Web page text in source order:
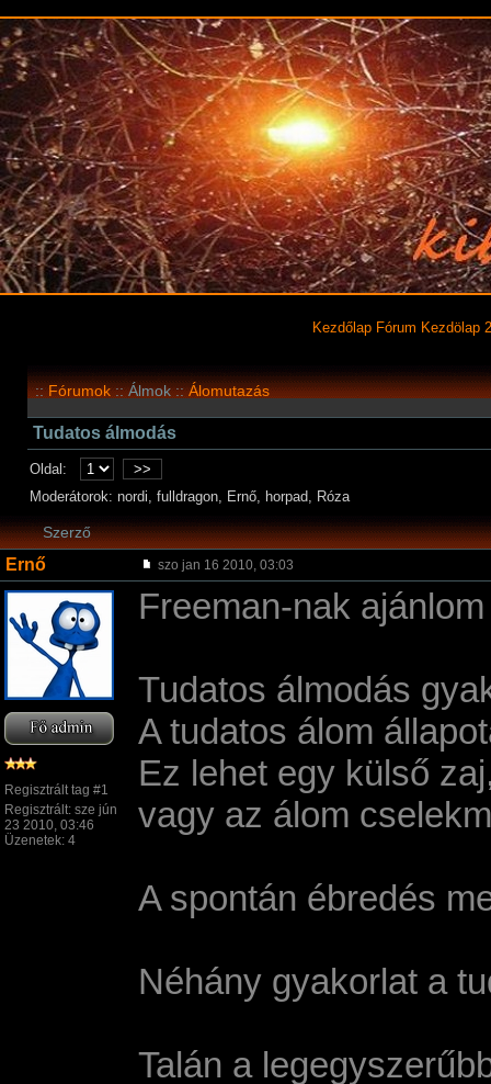
Kezdőlap Fórum Kezdölap
::Fórumok:: Álmok ::Álomutazás
Tudatos álmodás
Oldal:
>>
Moderátorok: nordi, fulldragon, Ernő, horpad, Róza
Szerző
Ernő szo jan 16 2010, 03:03
Regisztrált tag #1
Regisztrált: sze jún
23 2010, 03:46
Üzenetek: 4
Freeman-nak
Tudatos álmodás
A tudatos álom
Ez lehet egy külső
vagy az álom
A spontán ébredés
Néhány gyakorlat a
Talán a